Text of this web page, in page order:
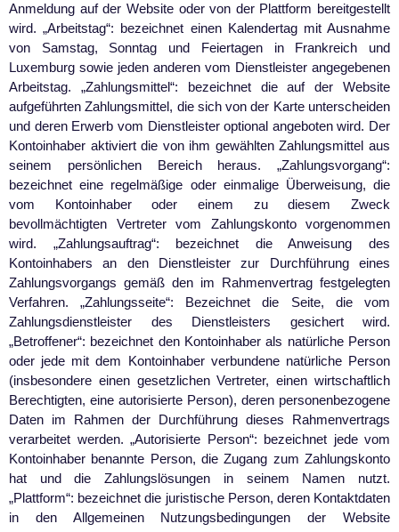
Anmeldung auf der Website oder von der Plattform bereitgestellt
wird. „Arbeitstag“: bezeichnet einen Kalendertag mit Ausnahme
von Samstag, Sonntag und Feiertagen in Frankreich und
Luxemburg sowie jeden anderen vom Dienstleister angegebenen
Arbeitstag. „Zahlungsmittel“: bezeichnet die auf der Website
aufgeführten Zahlungsmittel, die sich von der Karte unterscheiden
und deren Erwerb vom Dienstleister optional angeboten wird. Der
Kontoinhaber aktiviert die von ihm gewählten Zahlungsmittel aus
seinem persönlichen Bereich heraus. „Zahlungsvorgang“:
bezeichnet eine regelmäßige oder einmalige Überweisung, die
vom Kontoinhaber oder einem zu diesem Zweck
bevollmächtigten Vertreter vom Zahlungskonto vorgenommen
wird. „Zahlungsauftrag“: bezeichnet die Anweisung des
Kontoinhabers an den Dienstleister zur Durchführung eines
Zahlungsvorgangs gemäß den im Rahmenvertrag festgelegten
Verfahren. „Zahlungsseite“: Bezeichnet die Seite, die vom
Zahlungsdienstleister des Dienstleisters gesichert wird.
„Betroffener“: bezeichnet den Kontoinhaber als natürliche Person
oder jede mit dem Kontoinhaber verbundene natürliche Person
(insbesondere einen gesetzlichen Vertreter, einen wirtschaftlich
Berechtigten, eine autorisierte Person), deren personenbezogene
Daten im Rahmen der Durchführung dieses Rahmenvertrags
verarbeitet werden. „Autorisierte Person“: bezeichnet jede vom
Kontoinhaber benannte Person, die Zugang zum Zahlungskonto
hat und die Zahlungslösungen in seinem Namen nutzt.
„Plattform“: bezeichnet die juristische Person, deren Kontaktdaten
in den Allgemeinen Nutzungsbedingungen der Website